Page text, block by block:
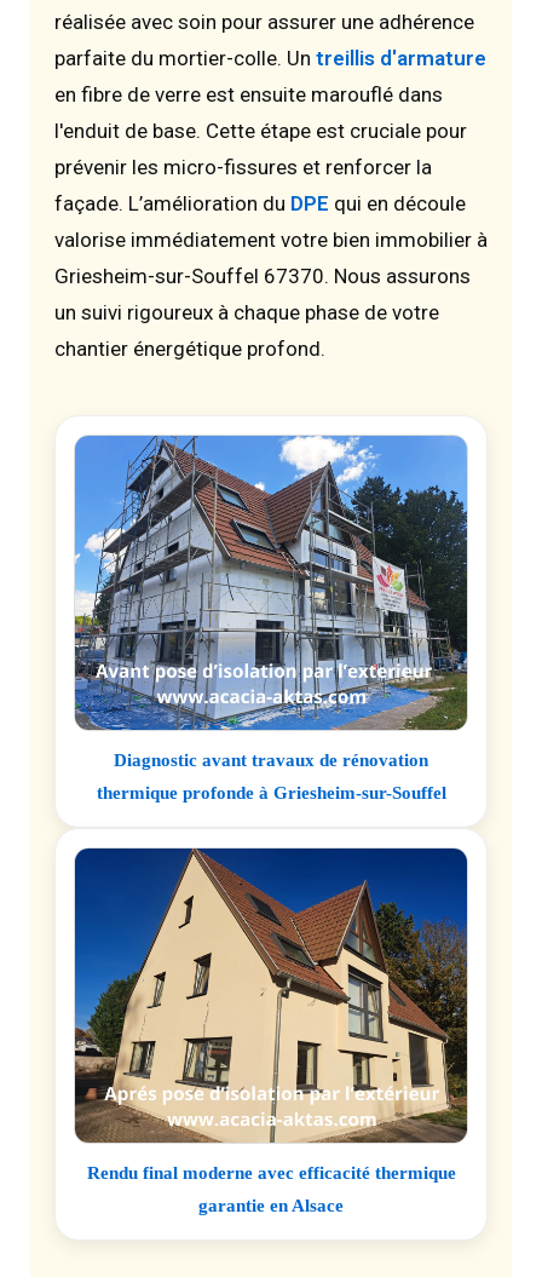
réalisée avec soin pour assurer une adhérence
parfaite du mortier-colle. Un treillis d'armature
en fibre de verre est ensuite marouflé dans
l'enduit de base. Cette étape est cruciale pour
prévenir les micro-fissures et renforcer la
façade. L’amélioration du DPE qui en découle
valorise immédiatement votre bien immobilier à
Griesheim-sur-Souffel 67370. Nous assurons
un suivi rigoureux à chaque phase de votre
chantier énergétique profond.
Diagnostic avant travaux de rénovation
thermique profonde à Griesheim-sur-Souffel
Rendu final moderne avec efficacité thermique
garantie en Alsace